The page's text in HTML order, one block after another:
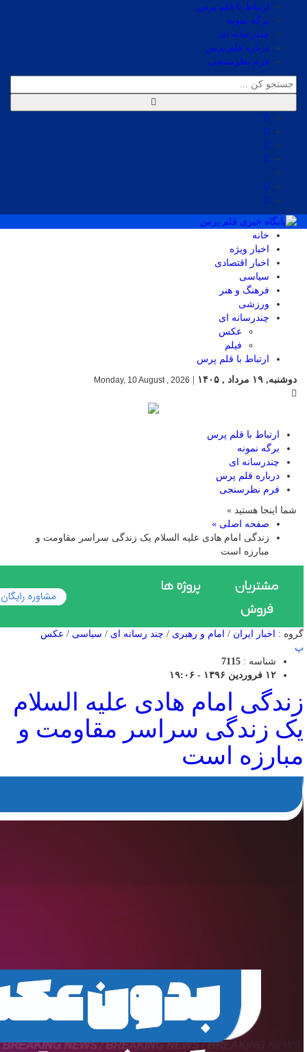
ارتباط با قلم پرس
برگه نمونه
چندرسانه ای
درباره قلم پرس
فرم نظرسنجی
خانه
اخبار ویژه
اخبار اقتصادی
سیاسی
فرهنگ و هنر
ورزشی
چندرسانه ای
عکس
فیلم
ارتباط با قلم پرس
دوشنبه, ۱۹ مرداد , ۱۴۰۵
Monday, 10 August , 2026
ارتباط با قلم پرس
برگه نمونه
چندرسانه ای
درباره قلم پرس
فرم نظرسنجی
شما اینجا هستید »
صفحه اصلی »
زندگی امام هادی علیه السلام یک زندگی سراسر مقاومت و
مبارزه است
گروه : اخبار ایران / امام و رهبری / چند رسانه ای / سیاسی / عکس
پ
شناسه : 7115
۱۲ فروردین ۱۳۹۶ - ۱۹:۰۶
زندگی امام هادی علیه السلام
یک زندگی سراسر مقاومت و
مبارزه است